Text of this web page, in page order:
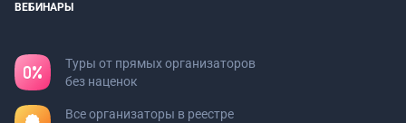
ВЕБИНАРЫ
Туры от прямых организаторов
без наценок
Все организаторы в реестре